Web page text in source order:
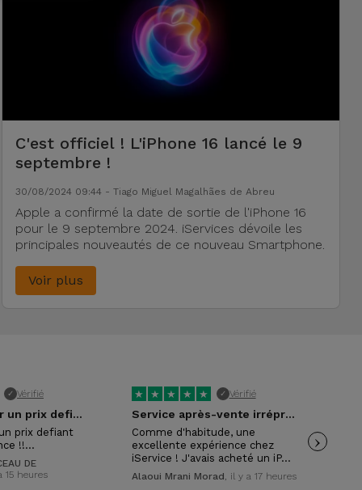
C'est officiel ! L'iPhone 16 lancé le 9
septembre !
30/08/2024 09:44 - Tiago Miguel Magalhães de Abreu
Apple a confirmé la date de sortie de l'iPhone 16
pour le 9 septembre 2024. iServices dévoile les
principales nouveautés de ce nouveau Smartphone.
Voir plus
✓ Vérifié
Excellent pour un prix defiant toute…
prix defiant
!!…
DE
15 heures
★ ★ ★ ★ ★ ✓ Vérifié
Service après-vente irréprochable !
Comme d'habitude, une
excellente expérience chez
iService ! J'avais acheté un iP…
Alaoui Mrani Morad, il y a 17 heures
›